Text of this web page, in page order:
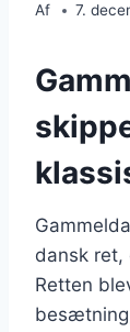
Af 7.
dansk
Retten